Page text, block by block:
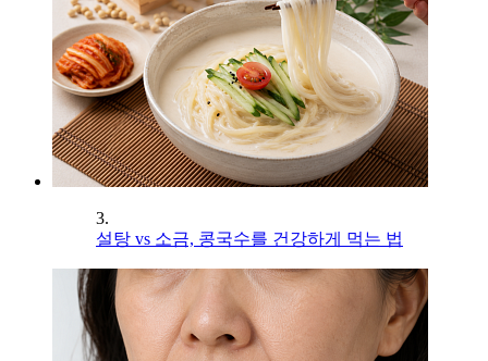
3.
설탕 vs 소금, 콩국수를 건강하게 먹는 법